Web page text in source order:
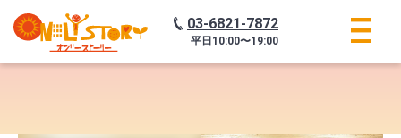
03-6821-7872
平日 10:00〜19:00